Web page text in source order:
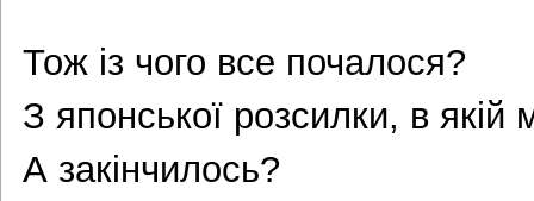
Тож із чого все почалося?
З японської розсилки, в
А закінчилось?